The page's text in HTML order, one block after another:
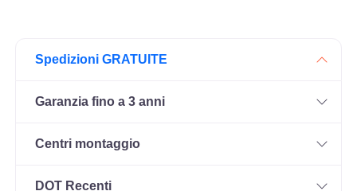
Spedizioni GRATUITE
Garanzia fino a 3 anni
Centri montaggio
DOT Recenti